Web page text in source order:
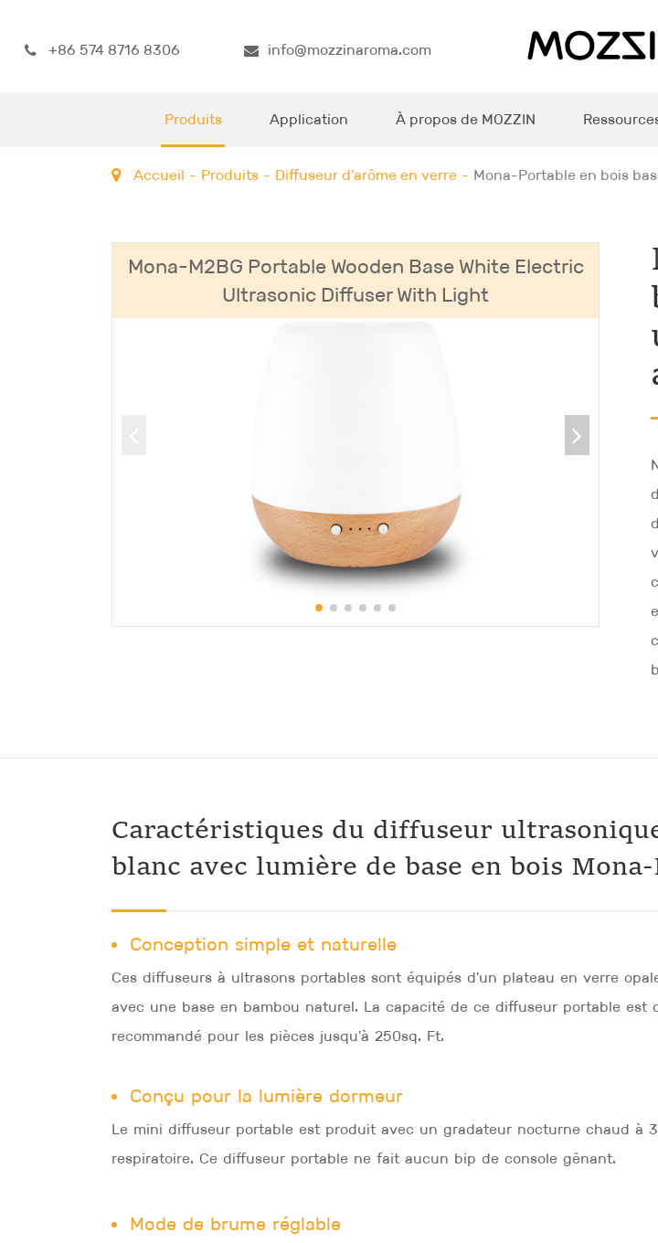
+86 574 8716 8306 info@mozzinaroma.com
Produits Application À propos de MOZZIN
Accueil Produits Diffuseur d'arôme en verre Mona-Portable en bois
Mona-M2BG Portable Wooden Base White Electric
Ultrasonic Diffuser With Light
Caractéristiques du diffuseur
blanc avec lumière de base en bois
Conception simple et naturelle
Ces diffuseurs à ultrasons portables sont équipés d'un plateau en verre
avec une base en bambou naturel. La capacité de ce diffuseur portable est
recommandé pour les pièces jusqu'à 250sq. Ft.
Conçu pour la lumière dormeur
Le mini diffuseur portable est produit avec un gradateur nocturne chaud à
respiratoire. Ce diffuseur portable ne fait aucun bip de console gênant.
Mode de brume réglable